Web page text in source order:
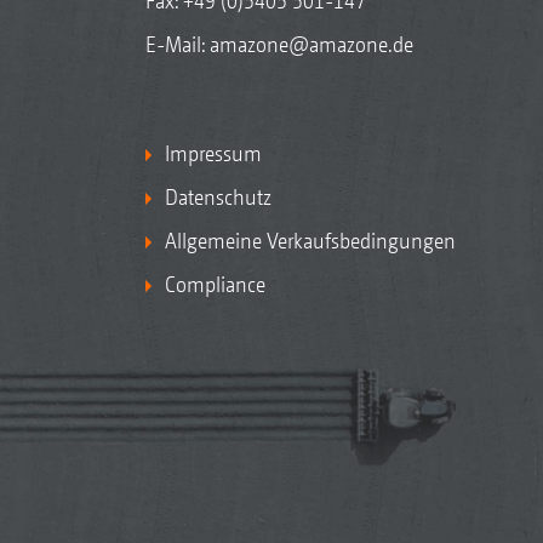
E-Mail: amazone@amazone.de
Impressum
Datenschutz
Allgemeine Verkaufsbedingungen
Compliance